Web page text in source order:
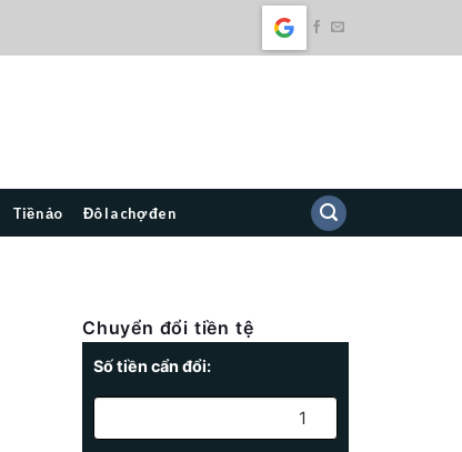
Tiền ảo Đô la chợ đen
Chuyển đổi tiền tệ
Số tiền cẩn đổi: